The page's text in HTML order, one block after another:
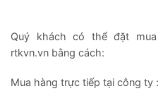
Quý khách có thể đặt mua
rtkvn.vn bằng cách:
Mua hàng trực tiếp tại công ty :